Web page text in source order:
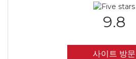
9.8
사이트 방문